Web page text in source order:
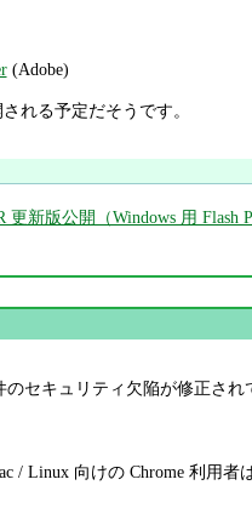
(Adobe)
れる予定だそうです。
更新版公開（Windows 用 Flash
セキュリティ欠陥が修正され
/ Linux 向けの Chrome 利用